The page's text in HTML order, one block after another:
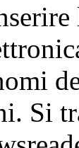
Si